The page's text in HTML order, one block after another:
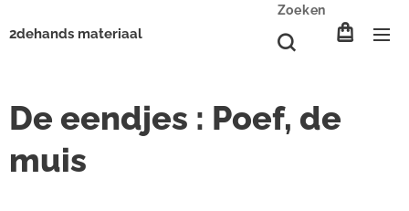
2dehands materiaal
Zoeken
De eendjes : Poef, de
muis